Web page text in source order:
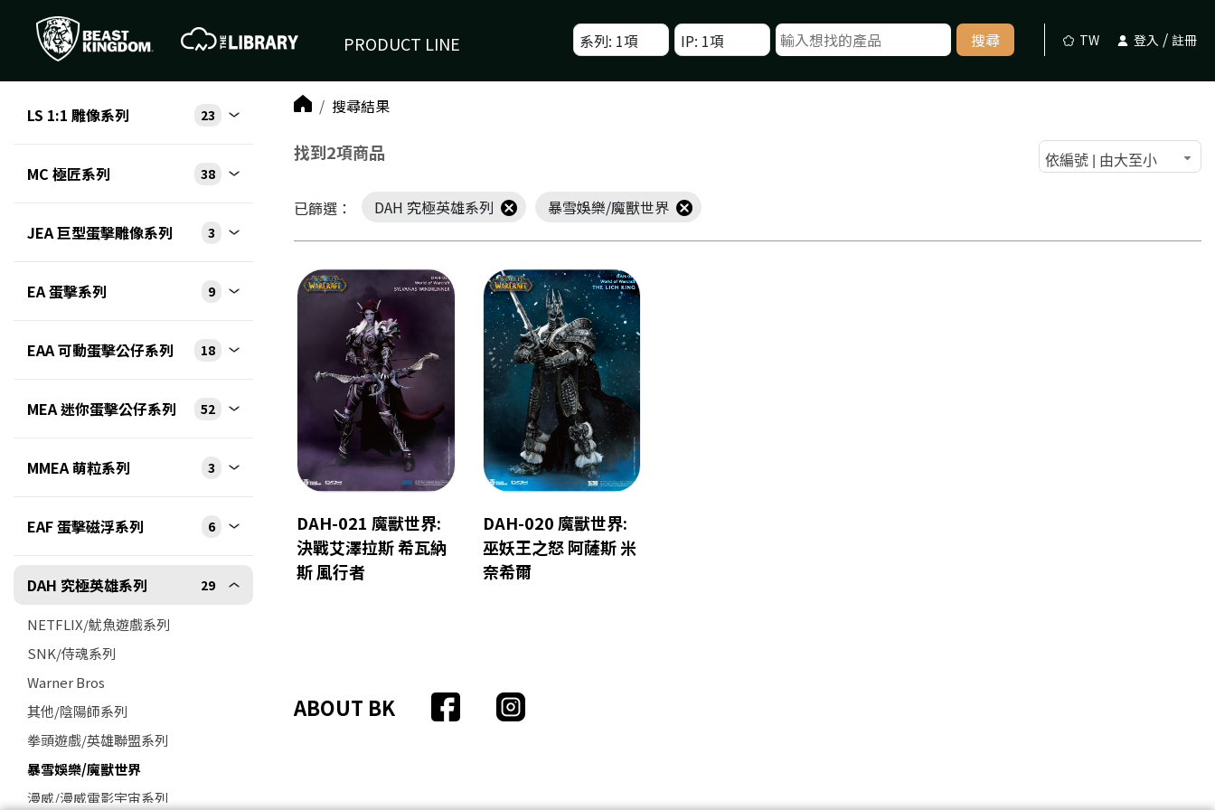
PRODUCT LINE 系列: 1項 IP: 1項 搜尋 TW 登入 / 註冊
LS 1:1 雕像系列 23
MC 極匠系列 38
JEA 巨型蛋擊雕像系列 3
EA 蛋擊系列 9
EAA 可動蛋擊公仔系列 18
MEA 迷你蛋擊公仔系列 52
MMEA 萌粒系列 3
EAF 蛋擊磁浮系列 6
DAH 究極英雄系列 29
NETFLIX/魷魚遊戲系列
SNK/侍魂系列
Warner Bros
其他/陰陽師系列
拳頭遊戲/英雄聯盟系列
暴雪娛樂/魔獸世界
漫威/漫威電影宇宙系列
搜尋結果
找到2項商品 依編號 | 由大至小
已篩選： DAH 究極英雄系列 暴雪娛樂/魔獸世界
DAH-021 魔獸世界:
決戰艾澤拉斯 希瓦納
斯 風行者
DAH-020 魔獸世界:
巫妖王之怒 阿薩斯 米
奈希爾
ABOUT BK